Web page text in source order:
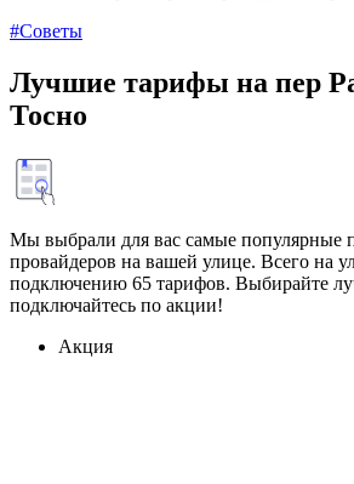
#Советы
Лучшие тарифы на пер
Тосно
Мы выбрали для вас самые популярные
провайдеров на вашей улице. Всего на
подключению 65 тарифов. Выбирайте
подключайтесь по акции!
Акция